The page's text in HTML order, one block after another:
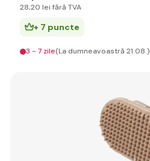
28,20 lei fără TVA
+ 7 puncte
3 - 7 zile(La dumneavoastră 21.08.)